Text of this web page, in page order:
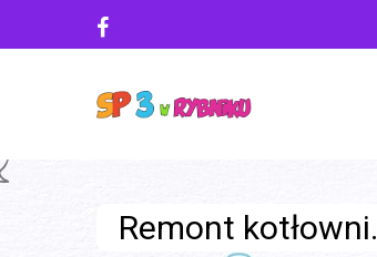
Remont kotłowni.